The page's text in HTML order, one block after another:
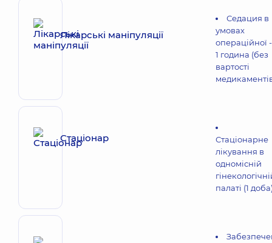
Лікарські маніпуляції
Седация в
умовах
операційної -
1 година (без
вартості
Стаціонар
Стаціонарне
лікування в
одномісній
палаті (1